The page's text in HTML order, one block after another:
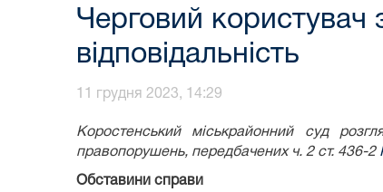
Черговий користувач
відповідальність
11 грудня 2023, 14:29
Коростенський міськрайонний суд
правопорушень, передбачених ч. 2 ст. 436-2
Обставини справи